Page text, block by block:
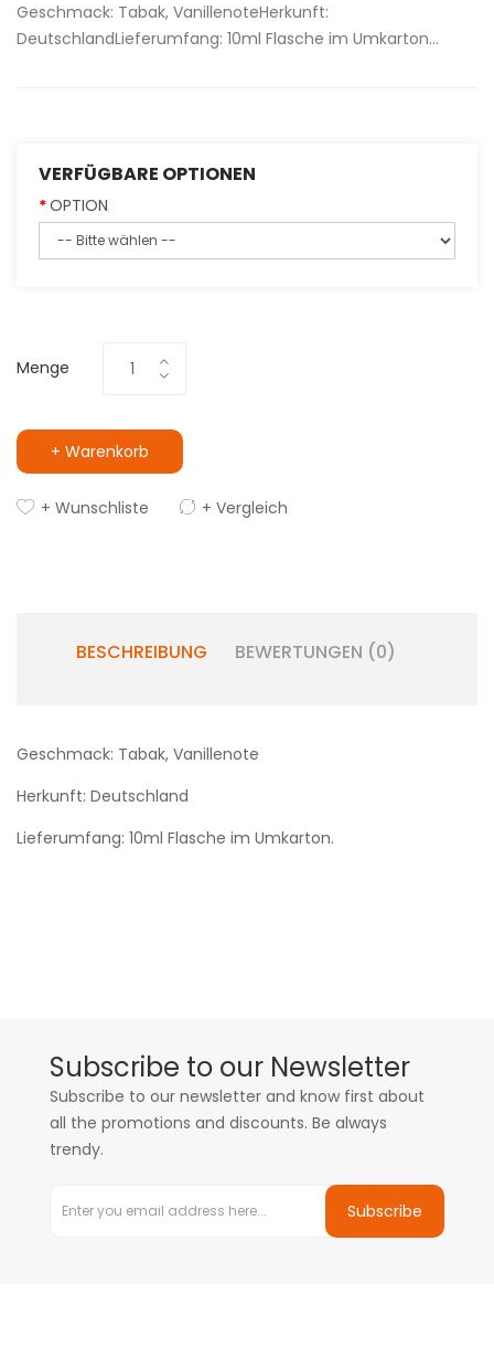
Geschmack: Tabak, VanillenoteHerkunft:
DeutschlandLieferumfang: 10ml Flasche im Umkarton...
VERFÜGBARE OPTIONEN
OPTION
Menge
+ Warenkorb
+ Wunschliste + Vergleich
BESCHREIBUNG BEWERTUNGEN (0)
Geschmack: Tabak, Vanillenote
Herkunft: Deutschland
Lieferumfang: 10ml Flasche im Umkarton.
Subscribe to our Newsletter
Subscribe to our newsletter and know first about
all the promotions and discounts. Be always
trendy.
Subscribe